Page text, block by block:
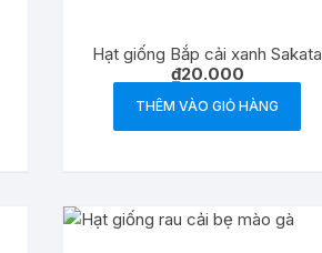
Hạt giống Bắp cải xanh Sakata
₫20.000
THÊM VÀO GIỎ HÀNG